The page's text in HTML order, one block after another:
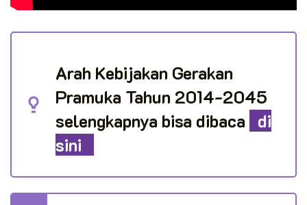
Arah Kebijakan Gerakan
Pramuka Tahun 2014-2045
selengkapnya bisa dibaca
di
sini